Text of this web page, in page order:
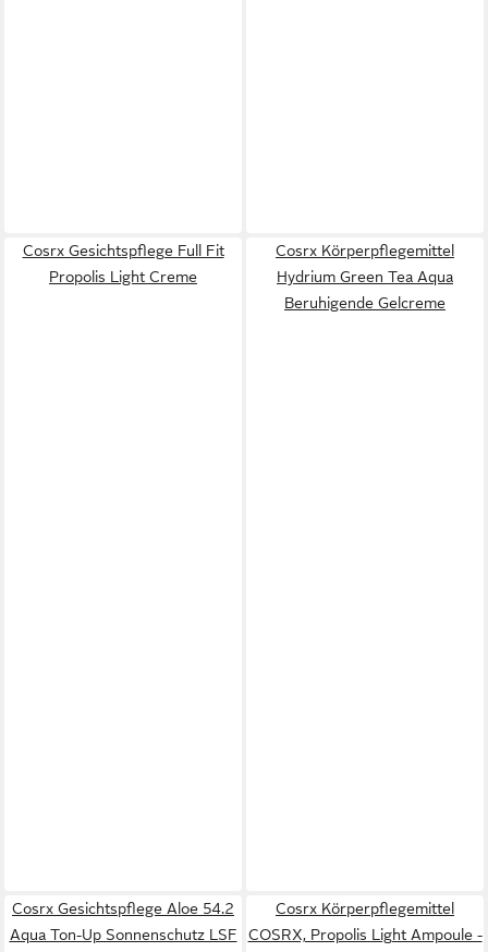
Cosrx Gesichtspflege Full Fit
Propolis Light Creme
Cosrx Körperpflegemittel
Hydrium Green Tea Aqua
Beruhigende Gelcreme
Cosrx Gesichtspflege Aloe 54.2
Aqua Ton-Up Sonnenschutz LSF
Cosrx Körperpflegemittel
COSRX, Propolis Light Ampoule -